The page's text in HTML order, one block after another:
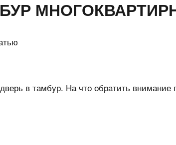
в тамбур. На что обратить